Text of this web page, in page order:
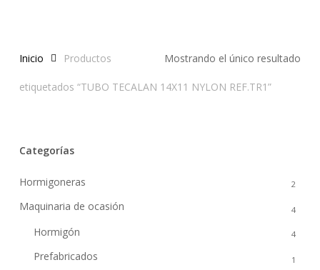
Mostrando el único resultado
Inicio Productos
etiquetados “TUBO TECALAN 14X11 NYLON REF.TR1”
Categorías
Hormigoneras 2
Maquinaria de ocasión 4
Hormigón 4
Prefabricados 1